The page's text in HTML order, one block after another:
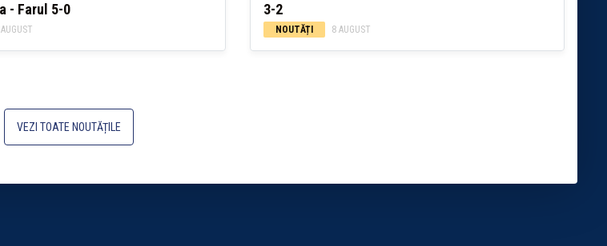
- Farul 5-0
3-2
NOUTĂȚI 8 AUGUST
VEZI TOATE NOUTĂȚILE